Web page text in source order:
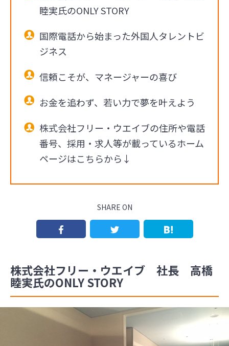
睦実氏のONLY STORY
国際電話から始まった外国人タレントビ
ジネス
信頼こそが、マネージャーの喜び
お金を追わず、若い力で夢を叶えよう
株式会社フリー・ウエイブの住所や電話
番号、採用・求人等が載っているホーム
ページはこちらから↓
SHARE ON
株式会社フリー・ウエイブ 社長 高橋
睦実氏のONLY STORY